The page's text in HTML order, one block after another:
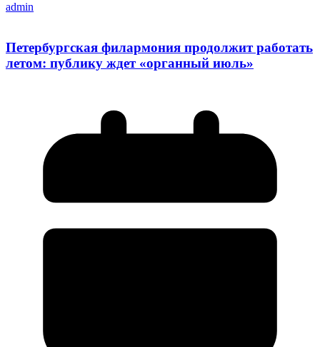
admin
Петербургская филармония продолжит работать
летом: публику ждет «органный июль»